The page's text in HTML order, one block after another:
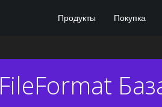
Продукты Покупка
FileFormat